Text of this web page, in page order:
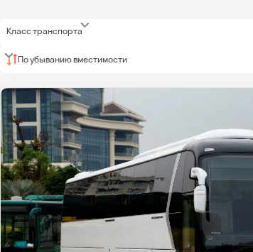
Класс транспорта
По убыванию вместимости